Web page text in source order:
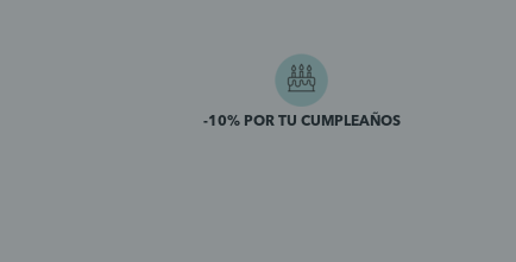
-10% POR TU CUMPLEAÑOS